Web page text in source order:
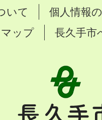
いて
個人情報
ップ
長久手市
手